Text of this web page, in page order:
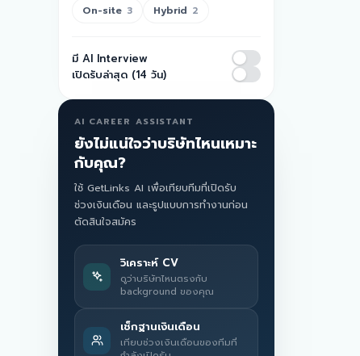
On-site 3 Hybrid 2
มี AI Interview
เปิดรับล่าสุด (14 วัน)
AI CAREER ASSISTANT
ยังไม่แน่ใจว่าบริษัทไหนเหมาะ
กับคุณ?
ใช้ GetLinks AI เพื่อเทียบทีมที่เปิดรับ
ช่วงเงินเดือน และรูปแบบการทำงานก่อน
ตัดสินใจสมัคร
วิเคราะห์ CV
ดูว่าบริษัทไหนตรงกับ
background ของคุณ
เช็กฐานเงินเดือน
เทียบช่วงเงินเดือนของทีมที่